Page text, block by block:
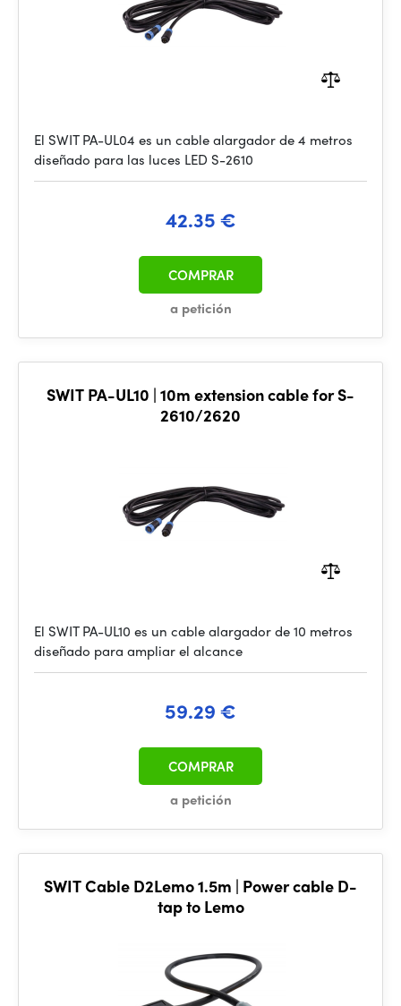
El SWIT PA-UL04 es un cable alargador de 4 metros
diseñado para las luces LED S-2610
42.35 €
a petición
COMPRAR
SWIT PA-UL10 | 10m extension cable for S-
2610/2620
El SWIT PA-UL10 es un cable alargador de 10 metros
diseñado para ampliar el alcance
59.29 €
a petición
COMPRAR
SWIT Cable D2Lemo 1.5m | Power cable D-
tap to Lemo